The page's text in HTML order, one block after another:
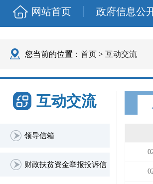
网站首页 政府信息公
您当前的位置： 首页 > 互动交流
互动交流
领导信箱
财政扶贫资金举报投诉信